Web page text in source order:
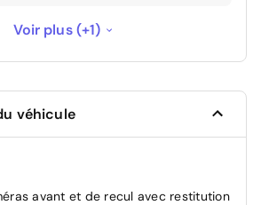
Noir Perla Nera
Voir plus (+1)
véhicule
avant et de recul avec restitution